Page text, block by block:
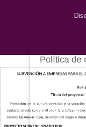
Política de
Este sitio
para
pulsando el
pulsando el